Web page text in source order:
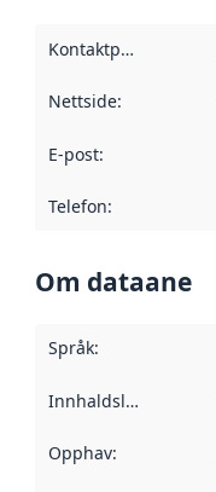
Kontaktpunkt
Nettside:
E-post:
Telefon:
Om dataane
Språk:
Innhaldsleverandørar
Opphav: